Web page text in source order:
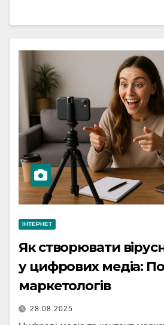
ІНТЕРНЕТ
Як створювати
у цифрових медіа:
маркетологів
28.08.2025